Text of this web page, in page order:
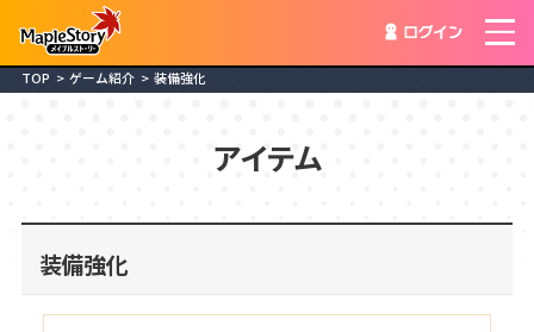
ログイン
TOP ゲーム紹介 装備強化
アイテム
装備強化